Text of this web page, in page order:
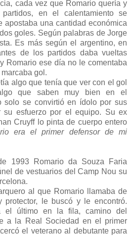
cada vez que Romario quería y
en el calentamiento se
apostaba una cantidad económica
goles. Según palabras de Jorge
Es más según el argentino, en
de los partidos daba vueltas
Romario ese día no le comentaba
gol.
algo que tenía que ver con el gol
que saben muy bien en el
solo se convirtió en ídolo por sus
su esfuerzo por el equipo. Su ex
Cruyff lo pinta de cuerpo entero
era el primer defensor de mi
1993 Romario da Souza Faria
de vestuarios del Camp Nou su
al que Romario llamaba de
protector, le buscó y le encontró.
el último en la fila, camino del
a la Real Sociedad en el primer
el veterano al debutante para